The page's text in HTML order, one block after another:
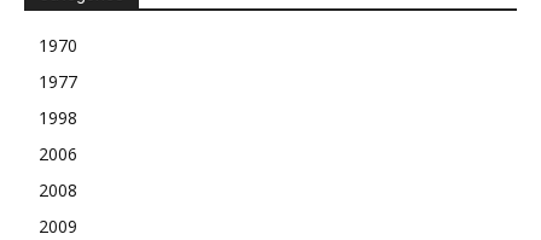
1970
1977
1998
2006
2008
2009